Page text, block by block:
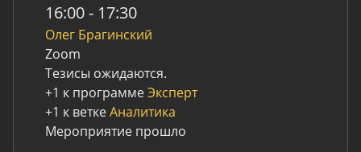
16:00 - 17:30
Олег Брагинский
Zoom
Тезисы ожидаются.
+1 к программеЭксперт
+1 к веткеАналитика
Мероприятие прошло